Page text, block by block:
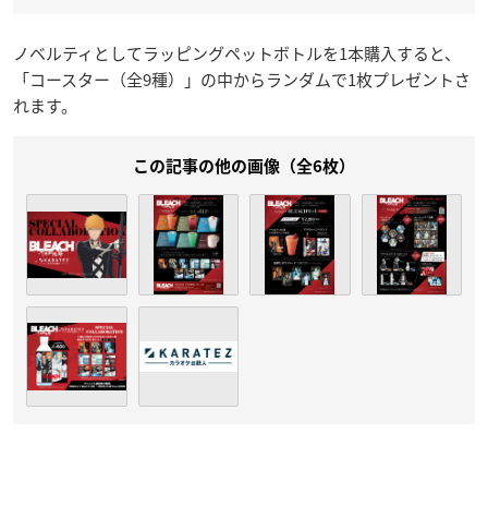
ノベルティとしてラッピングペットボトルを1本購入すると、
「コースター（全9種）」の中からランダムで1枚プレゼントさ
れます。
この記事の他の画像（全6枚）